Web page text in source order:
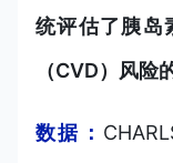
统评估了胰岛
（CVD）风险
数据：